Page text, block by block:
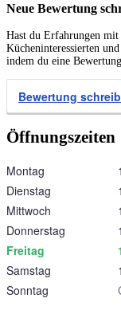
Neue Bewertung
Hast du Erfahrungen
Kücheninteressierten
indem du eine
Bewertung
Öffnungszeiten
Montag
Dienstag
Mittwoch
Donnerstag
Freitag
Samstag
Sonntag